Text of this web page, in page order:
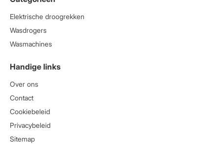
Elektrische droogrekken
Wasdrogers
Wasmachines
Handige links
Over ons
Contact
Cookiebeleid
Privacybeleid
Sitemap